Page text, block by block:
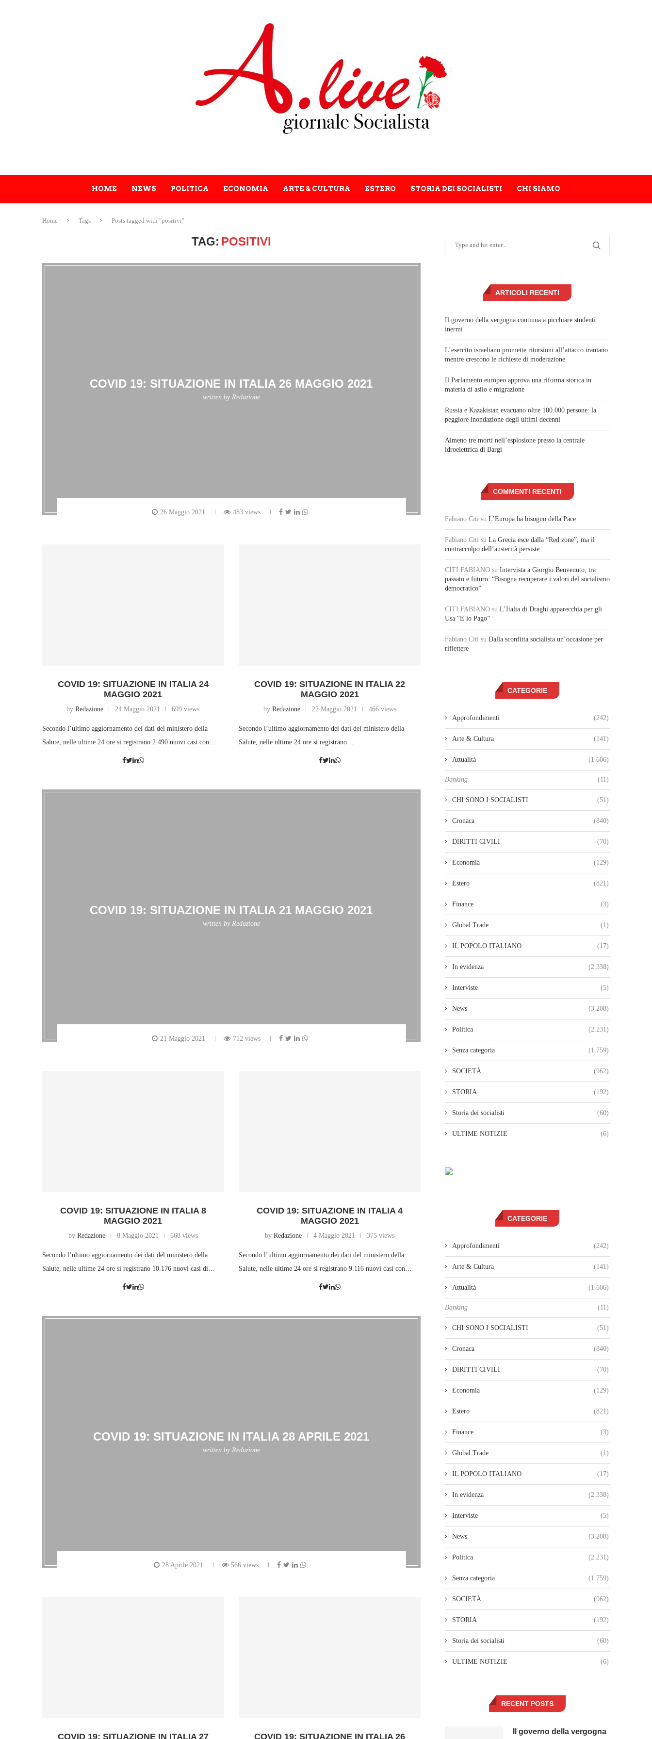
HOME NEWS POLITICA ECONOMIA ARTE & CULTURA ESTERO STORIA DEI SOCIALISTI CHI SIAMO
Home Tags Posts tagged with "positivi"
TAG: POSITIVI
COVID 19: SITUAZIONE IN ITALIA 26 MAGGIO 2021
written by Redazione
26 Maggio 2021 483 views
COVID 19: SITUAZIONE IN ITALIA 24
MAGGIO 2021
byRedazione 24 Maggio 2021 699 views
Secondo l’ultimo aggiornamento dei dati del ministero della
Salute, nelle ultime 24 ore si registrano 2.490 nuovi casi con…
COVID 19: SITUAZIONE IN ITALIA 22
MAGGIO 2021
by Redazione 22 Maggio 2021 466 views
Secondo l’ultimo aggiornamento dei dati del ministero della
Salute, nelle ultime 24 ore si registrano…
COVID 19: SITUAZIONE IN ITALIA 21 MAGGIO 2021
written by Redazione
21 Maggio 2021 712 views
COVID 19: SITUAZIONE IN ITALIA 8
MAGGIO 2021
by Redazione 8 Maggio 2021 668 views
Secondo l’ultimo aggiornamento dei dati del ministero della
Salute, nelle ultime 24 ore si registrano 10.176 nuovi casi di…
COVID 19: SITUAZIONE IN ITALIA 4
MAGGIO 2021
byRedazione 4 Maggio 2021 375 views
Secondo l’ultimo aggiornamento dei dati del ministero della
Salute, nelle ultime 24 ore si registrano 9.116 nuovi casi con…
COVID 19: SITUAZIONE IN ITALIA 28 APRILE 2021
written by Redazione
28 Aprile 2021 566 views
COVID 19: SITUAZIONE IN ITALIA 27 COVID 19: SITUAZIONE IN ITALIA 26
ARTICOLI RECENTI
Il governo della vergogna continua a picchiare studenti
inermi
L’esercito israeliano promette ritorsioni all’attacco iraniano
mentre crescono le richieste di moderazione
Il Parlamento europeo approva una riforma storica in
materia di asilo e migrazione
Russia e Kazakistan evacuano oltre 100.000 persone: la
peggiore inondazione degli ultimi decenni
Almeno tre morti nell’esplosione presso la centrale
idroelettrica di Bargi
COMMENTI RECENTI
Fabiano Citi su L’Europa ha bisogno della Pace
Fabiano Citi su La Grecia esce dalla “Red zone”, ma il
contraccolpo dell’austerità persiste
CITI FABIANO su Intervista a Giorgio Benvenuto, tra
passato e futuro: “Bisogna recuperare i valori del socialismo
democratico”
CITI FABIANO su L’Italia di Draghi apparecchia per gli
Usa “E io Pago”
Fabiano Citi su Dalla sconfitta socialista un’occasione per
riflettere
CATEGORIE
Approfondimenti (242)
Arte & Cultura (141)
Attualità (1.606)
Banking (11)
CHI SONO I SOCIALISTI (51)
Cronaca (840)
DIRITTI CIVILI (70)
Economia (129)
Estero (821)
Finance (3)
Global Trade (1)
IL POPOLO ITALIANO (17)
In evidenza (2.338)
Interviste (5)
News (3.208)
Politica (2.231)
Senza categoria (1.759)
SOCIETÀ (962)
STORIA (192)
Storia dei socialisti (60)
ULTIME NOTIZIE (6)
CATEGORIE
Approfondimenti (242)
Arte & Cultura (141)
Attualità (1.606)
Banking (11)
CHI SONO I SOCIALISTI (51)
Cronaca (840)
DIRITTI CIVILI (70)
Economia (129)
Estero (821)
Finance (3)
Global Trade (1)
IL POPOLO ITALIANO (17)
In evidenza (2.338)
Interviste (5)
News (3.208)
Politica (2.231)
Senza categoria (1.759)
SOCIETÀ (962)
STORIA (192)
Storia dei socialisti (60)
ULTIME NOTIZIE (6)
RECENT POSTS
Il governo della vergogna